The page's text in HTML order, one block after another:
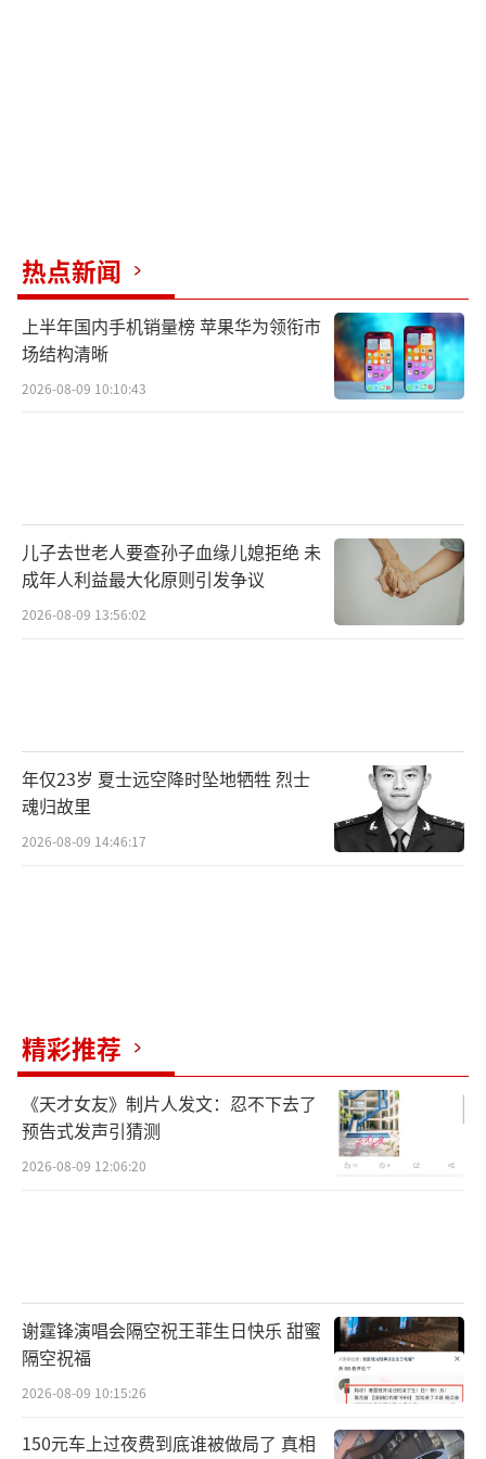
热点新闻
上半年国内手机销量榜 苹果华为领衔市
场结构清晰
2026-08-09 10:10:43
儿子去世老人要查孙子血缘儿媳拒绝 未
成年人利益最大化原则引发争议
2026-08-09 13:56:02
年仅23岁 夏士远空降时坠地牺牲 烈士
魂归故里
2026-08-09 14:46:17
精彩推荐
《天才女友》制片人发文：忍不下去了
预告式发声引猜测
2026-08-09 12:06:20
谢霆锋演唱会隔空祝王菲生日快乐 甜蜜
隔空祝福
2026-08-09 10:15:26
150元车上过夜费到底谁被做局了 真相